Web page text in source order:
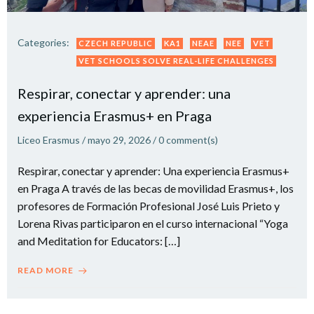
Categories: CZECH REPUBLIC KA1 NEAE NEE
VET
VET SCHOOLS SOLVE REAL-LIFE CHALLENGES
Respirar, conectar y aprender: una
experiencia Erasmus+ en Praga
Liceo Erasmus /mayo 29, 2026/0comment(s)
Respirar, conectar y aprender: Una experiencia Erasmus+
en Praga A través de las becas de movilidad Erasmus+, los
profesores de Formación Profesional José Luis Prieto y
Lorena Rivas participaron en el curso internacional “Yoga
and Meditation for Educators: […]
READ MORE